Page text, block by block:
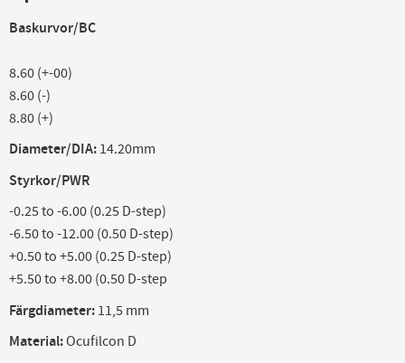
Baskurvor/BC
8.60 (+-00)
8.60 (-)
8.80 (+)
Diameter/DIA: 14.20mm
Styrkor/PWR
-0.25 to -6.00 (0.25 D-step)
-6.50 to -12.00 (0.50 D-step)
+0.50 to +5.00 (0.25 D-step)
+5.50 to +8.00 (0.50 D-step
Färgdiameter: 11,5 mm
Material:Ocufilcon D